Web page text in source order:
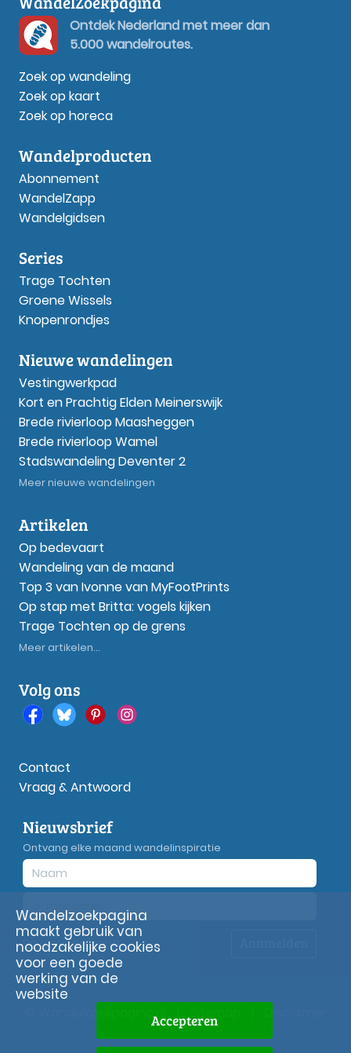
Ontdek Nederland met meer dan
5.000 wandelroutes.
Zoek op wandeling
Zoek op kaart
Zoek op horeca
Wandelproducten
Abonnement
WandelZapp
Wandelgidsen
Series
Trage Tochten
Groene Wissels
Knopenrondjes
Nieuwe wandelingen
Vestingwerkpad
Kort en Prachtig Elden Meinerswijk
Brede rivierloop Maasheggen
Brede rivierloop Wamel
Stadswandeling Deventer 2
Meer nieuwe wandelingen
Artikelen
Op bedevaart
Wandeling van de maand
Top 3 van Ivonne van MyFootPrints
Op stap met Britta: vogels kijken
Trage Tochten op de grens
Meer artikelen...
Volg ons
Contact
Vraag & Antwoord
Nieuwsbrief
Ontvang elke maand wandelinspiratie
Privacyverklaring
© Wandelzoekpagina.nl
Wandelzoekpagina
maakt gebruik van
noodzakelijke cookies
voor een goede
werking van de
website
Accepteren